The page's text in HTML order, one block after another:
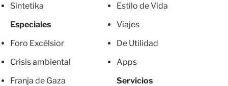
Sintetika
Especiales
Foro Excélsior
Crisis ambiental
Franja de Gaza
Estilo de Vida
Viajes
De Utilidad
Apps
Servicios